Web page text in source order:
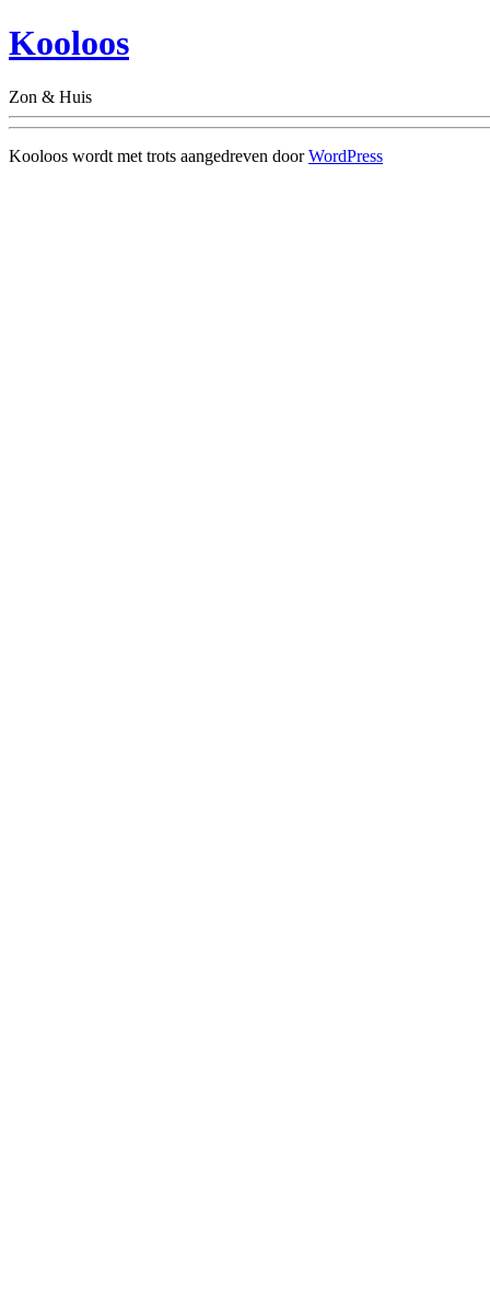
Kooloos
Zon & Huis
Kooloos wordt met trots aangedreven doorWordPress